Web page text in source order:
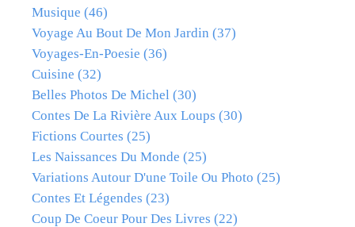
Musique (46)
Voyage Au Bout De Mon Jardin (37)
Voyages-En-Poesie (36)
Cuisine (32)
Belles Photos De Michel (30)
Contes De La Rivière Aux Loups (30)
Fictions Courtes (25)
Les Naissances Du Monde (25)
Variations Autour D'une Toile Ou Photo (25)
Contes Et Légendes (23)
Coup De Coeur Pour Des Livres (22)